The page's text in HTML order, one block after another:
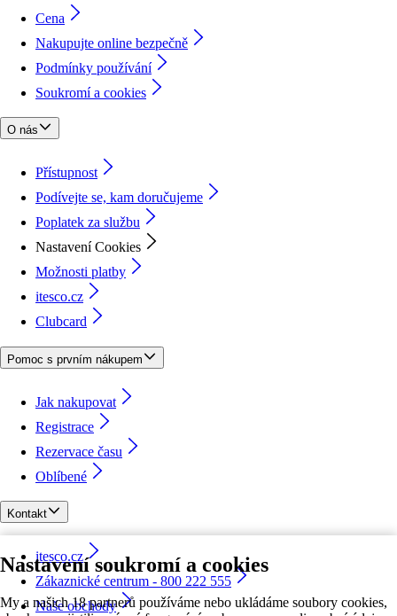
Nastavení soukromí a cookies
My a našich 18 partnerů používáme nebo ukládáme soubory cookies,
Cena
Nakupujte online bezpečně
Podmínky používání
Soukromí a cookies
O nás
Přístupnost
Podívejte se, kam doručujeme
Poplatek za službu
Nastavení Cookies
Možnosti platby
itesco.cz
Clubcard
Pomoc s prvním nákupem
Jak nakupovat
Registrace
Rezervace času
Oblíbené
Kontakt
itesco.cz
Zákaznické centrum - 800 222 555
Naše obchody